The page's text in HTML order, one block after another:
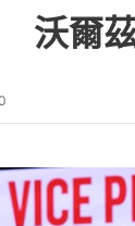
沃爾